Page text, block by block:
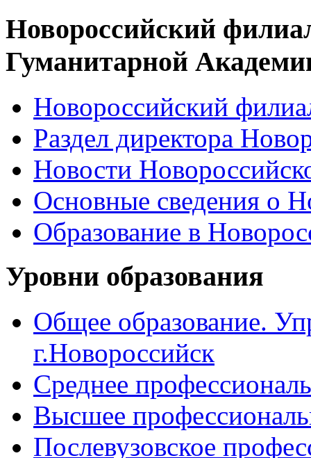
Новороссийский
Гуманитарной
Новороссийский
Раздел директора
Новости
Основные сведения о
Образование в
Уровни образования
Общее образование.
г.Новороссийск
Среднее
Высшее
Послевузовское